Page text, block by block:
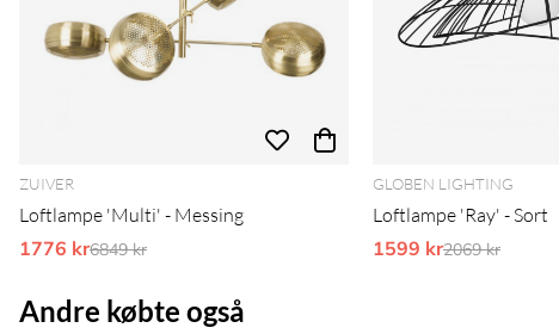
ZUIVER
Loftlampe 'Multi' - Messing
1776 krOrdinarie pris:
6849 kr
GLOBEN LIGHTING
Loftlampe 'Ray' - Sort
1599 krOrdinarie pris:
2069 kr
Andre købte også